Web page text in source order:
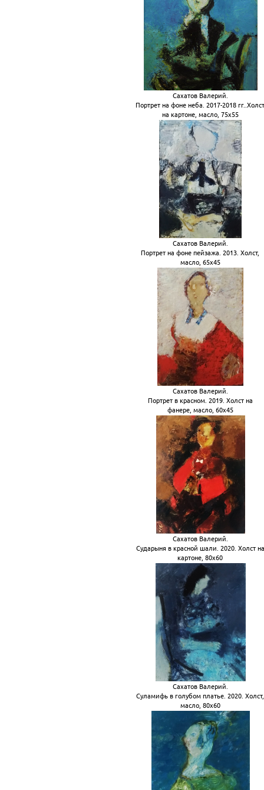
Сахатов Валерий.
Портрет на фоне неба. 2017-2018
на картоне, масло, 75х55
Сахатов Валерий.
Портрет на фоне пейзажа. 2013. Холст,
масло, 65х45
Сахатов Валерий.
Портрет в красном. 2019. Холст на
фанере, масло, 60х45
Сахатов Валерий.
Сударыня в красной шали. 2020. Холст на
картоне, 80х60
Сахатов Валерий.
Суламифь в голубом платье. 2020. Холст,
масло, 80х60